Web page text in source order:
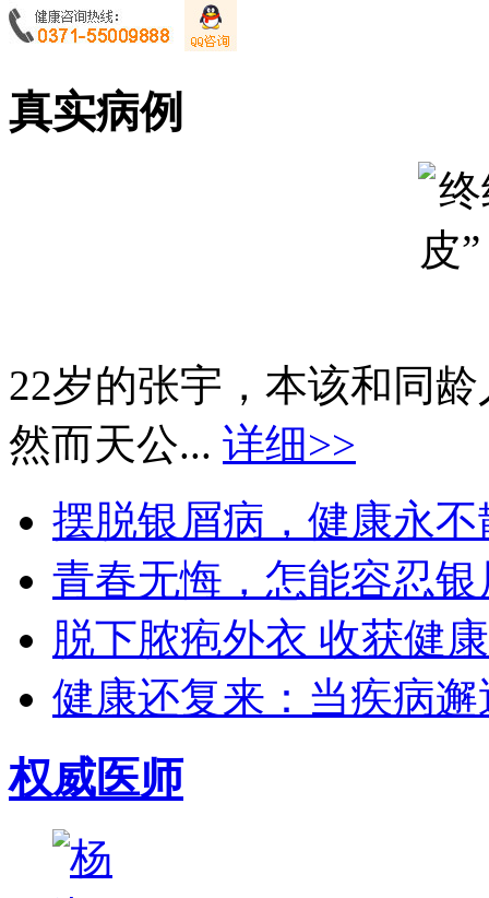
真实病例
22岁的张宇，本该和同
然而天公... 详细>>
摆脱银屑病，健康永不
青春无悔，怎能容忍
脱下脓疱外衣 收获健
健康还复来：当疾病
权威医师